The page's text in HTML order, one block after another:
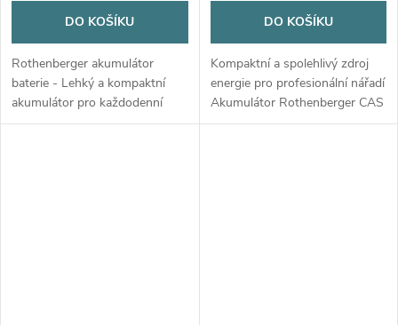
DO KOŠÍKU
Rothenberger akumulátor
baterie - Lehký a kompaktní
akumulátor pro každodenní
práci bez omezení Akumulátor
DO KOŠÍKU
Kompaktní a spolehlivý zdroj
energie pro profesionální nářadí
Akumulátor Rothenberger CAS
18 V / 2,0 Ah Li-Power je určen